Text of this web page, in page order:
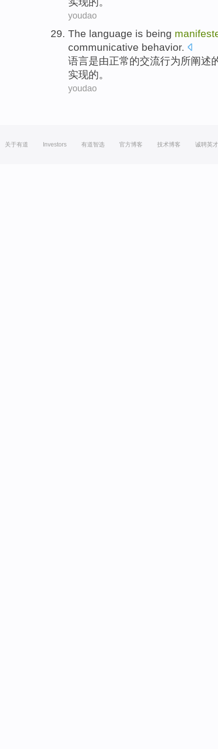
youdao
The language is being
communicative behavior.
语言是由正常的交流行为所阐述
实现的。
youdao
关于有道 Investors 有道智选 官方博客 技术博客 诚聘英才